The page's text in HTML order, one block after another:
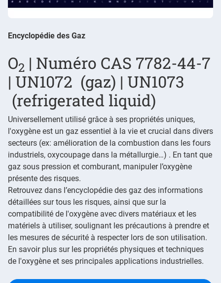
Encyclopédie des Gaz
O2 | Numéro CAS 7782-44-7
| UN1072 (gaz) | UN1073
(refrigerated liquid)
Universellement utilisé grâce à ses propriétés uniques,
l'oxygène est un gaz essentiel à la vie et crucial dans divers
secteurs (ex: amélioration de la combustion dans les fours
industriels, oxycoupage dans la métallurgie…) . En tant que
gaz sous pression et comburant, manipuler l’oxygène
présente des risques.
Retrouvez dans l’encyclopédie des gaz des informations
détaillées sur tous les risques, ainsi que sur la
compatibilité de l'oxygène avec divers matériaux et les
matériels à utiliser, soulignant les précautions à prendre et
les mesures de sécurité à respecter lors de son utilisation.
En savoir plus sur les propriétés physiques et techniques
de l'oxygène et ses principales applications industrielles.